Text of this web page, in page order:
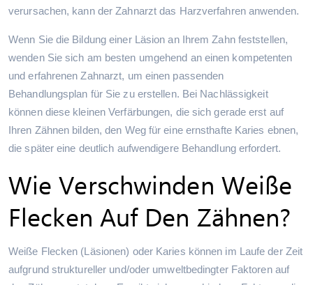
verursachen, kann der Zahnarzt das Harzverfahren anwenden.
Wenn Sie die Bildung einer Läsion an Ihrem Zahn feststellen,
wenden Sie sich am besten umgehend an einen kompetenten
und erfahrenen Zahnarzt, um einen passenden
Behandlungsplan für Sie zu erstellen. Bei Nachlässigkeit
können diese kleinen Verfärbungen, die sich gerade erst auf
Ihren Zähnen bilden, den Weg für eine ernsthafte Karies ebnen,
die später eine deutlich aufwendigere Behandlung erfordert.
Wie Verschwinden Weiße
Flecken Auf Den Zähnen?
Weiße Flecken (Läsionen) oder Karies können im Laufe der Zeit
aufgrund struktureller und/oder umweltbedingter Faktoren auf